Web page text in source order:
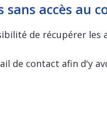
accès au
de récupérer les
de contact afin d'y